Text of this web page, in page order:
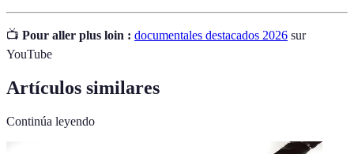
📺 Pour aller plus loin : documentales destacados 2026 sur
YouTube
Artículos similares
Continúa leyendo